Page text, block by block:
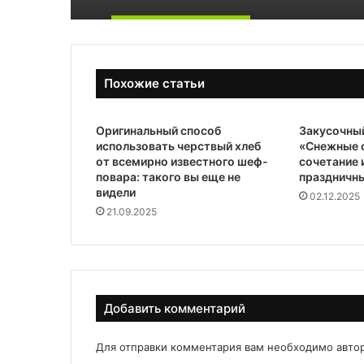
Похожие статьи
Оригинальный способ
использовать черствый хлеб
от всемирно известного шеф-
повара: такого вы еще не
видели
21.09.2025
«Снежные
сочетание
02.12.2025
Добавить комментарий
Для отправки комментария вам необходимо